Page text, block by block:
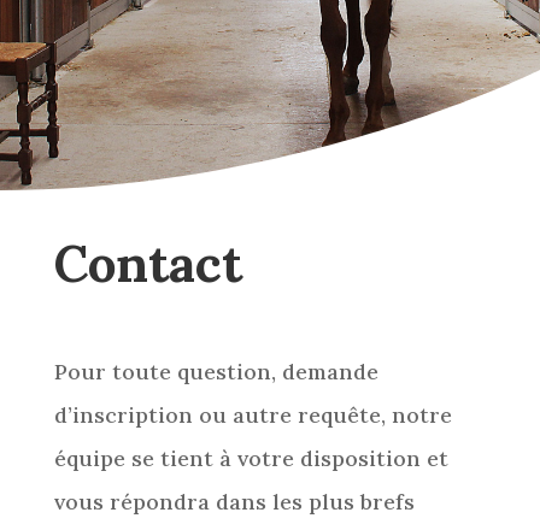
Contact
Pour toute question, demande
d’inscription ou autre requête, notre
équipe se tient à votre disposition et
vous répondra dans les plus brefs